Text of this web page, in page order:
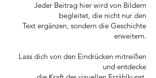
Jeder Beitrag hier wird von Bildern
begleitet, die nicht nur den
Text ergänzen, sondern die Geschichte
erweitern.
Lass dich von den Eindrücken mitreißen
und entdecke